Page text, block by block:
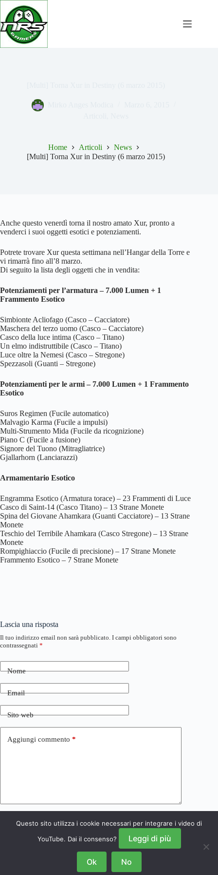
Salta
contenuto
Home Articoli
News
[Multi] Torna Xur in Destiny (6 marzo 2015)
Anche questo venerdì torna il nostro amato Xur, pronto a
venderci i suoi oggetti esotici e potenziamenti.
Potrete trovare Xur questa settimana nell’Hangar della Torre e
vi rimarrà fino all’8 marzo.
Di seguito la lista degli oggetti che in vendita:
Potenziamenti per l’armatura – 7.000 Lumen + 1
Frammento Esotico
Simbionte Acliofago (Casco – Cacciatore)
Maschera del terzo uomo (Casco – Cacciatore)
Casco della luce intima (Casco – Titano)
Un elmo indistruttibile (Casco – Titano)
Luce oltre la Nemesi (Casco – Stregone)
Spezzasoli (Guanti – Stregone)
Potenziamenti per le armi – 7.000 Lumen + 1 Frammento
Esotico
Suros Regimen (Fucile automatico)
Malvagio Karma (Fucile a impulsi)
Multi-Strumento Mida (Fucile da ricognizione)
Piano C (Fucile a fusione)
Signore del Tuono (Mitragliatrice)
Gjallarhorn (Lanciarazzi)
Armamentario Esotico
Engramma Esotico (Armatura torace) – 23 Frammenti di Luce
Casco di Saint-14 (Casco Titano) – 13 Strane Monete
Spina del Giovane Ahamkara (Guanti Cacciatore) – 13 Strane
Monete
Teschio del Terribile Ahamkara (Casco Stregone) – 13 Strane
Monete
Rompighiaccio (Fucile di precisione) – 17 Strane Monete
Frammento Esotico – 7 Strane Monete
Lascia una risposta
Il tuo indirizzo email non sarà pubblicato. I campi obbligatori sono
contrassegnati *
Nome
Email
Sito web
Aggiungi commento *
Invia commento
Questo sito utilizza i cookie necessari per integrare i video di
YouTube. Dai il consenso?
Leggi di più
Ok No